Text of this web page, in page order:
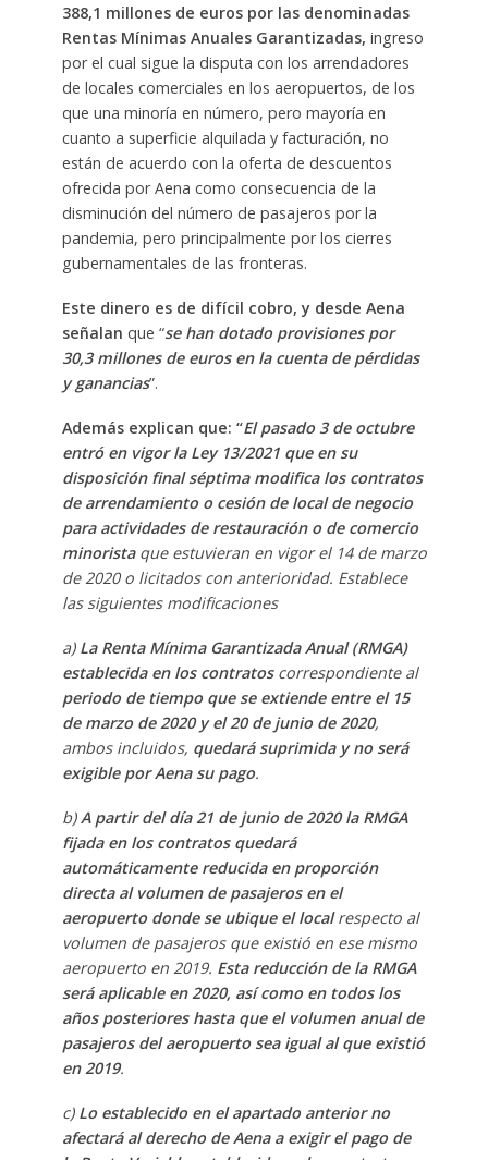
388,1 millones de euros por las denominadas
Rentas Mínimas Anuales Garantizadas, ingreso
por el cual sigue la disputa con los arrendadores
de locales comerciales en los aeropuertos, de los
que una minoría en número, pero mayoría en
cuanto a superficie alquilada y facturación, no
están de acuerdo con la oferta de descuentos
ofrecida por Aena como consecuencia de la
disminución del número de pasajeros por la
pandemia, pero principalmente por los cierres
gubernamentales de las fronteras.
Este dinero es de difícil cobro, y desde Aena
señalan que “se han dotado provisiones por
30,3 millones de euros en la cuenta de pérdidas
y ganancias”.
Además explican que: “El pasado 3 de octubre
entró en vigor la Ley 13/2021 que en su
disposición final séptima modifica los contratos
de arrendamiento o cesión de local de negocio
para actividades de restauración o de comercio
minoristaque estuvieran en vigor el 14 de marzo
de 2020 o licitados con anterioridad. Establece
las siguientes modificaciones
a) La Renta Mínima Garantizada Anual (RMGA)
establecida en los contratoscorrespondiente al
periodo de tiempo que se extiende entre el 15
de marzo de 2020 y el 20 de junio de 2020,
ambos incluidos, quedará suprimida y no será
exigible por Aena su pago.
b)A partir del día 21 de junio de 2020 la RMGA
fijada en los contratos quedará
automáticamente reducida en proporción
directa al volumen de pasajeros en el
aeropuerto donde se ubique el localrespecto al
volumen de pasajeros que existió en ese mismo
aeropuerto en 2019. Esta reducción de la RMGA
será aplicable en 2020, así como en todos los
años posteriores hasta que el volumen anual de
pasajeros del aeropuerto sea igual al que existió
en 2019.
c) Lo establecido en el apartado anterior no
afectará al derecho de Aena a exigir el pago de